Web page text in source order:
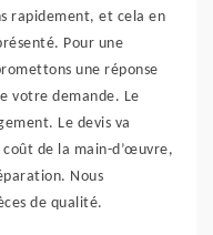
rapidement, et cela en
Pour une
une réponse
votre demande. Le
Le devis va
de la main-d’œuvre,
Nous
de qualité.